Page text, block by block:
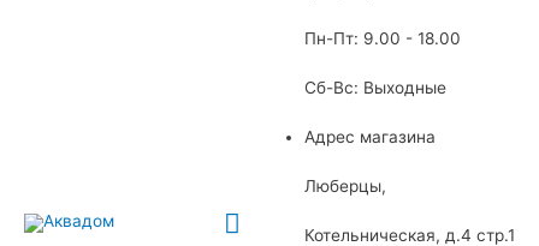
Главное
Пн-Пт: 9.00 - 18.00
Сб-Вс: Выходные
Адрес магазина
Люберцы,
Котельническая, д.4 стр.1